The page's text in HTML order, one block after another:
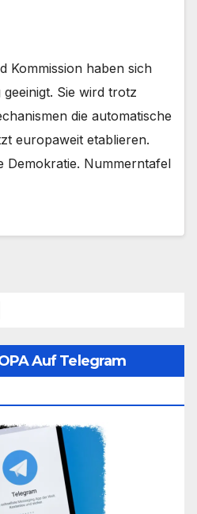
Kommission haben sich
Sie wird trotz
die automatische
europaweit etablieren.
Demokratie. Nummerntafel
Auf Telegram